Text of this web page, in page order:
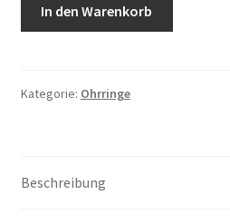
In den Warenkorb
Kategorie: Ohrringe
Beschreibung